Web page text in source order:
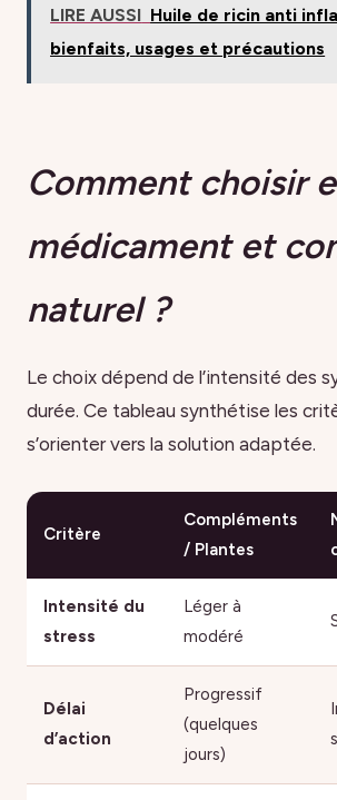
LIRE AUSSI Huile de ricin anti
bienfaits, usages et précautions
Comment choisir
médicament et
naturel ?
Le choix dépend de l’intensité des
durée. Ce tableau synthétise les
s’orienter vers la solution adaptée.
Critère
Compléments
/ Plantes
Intensité du
stress
Léger à
modéré
Délai
d’action
Progressif
(quelques
jours)